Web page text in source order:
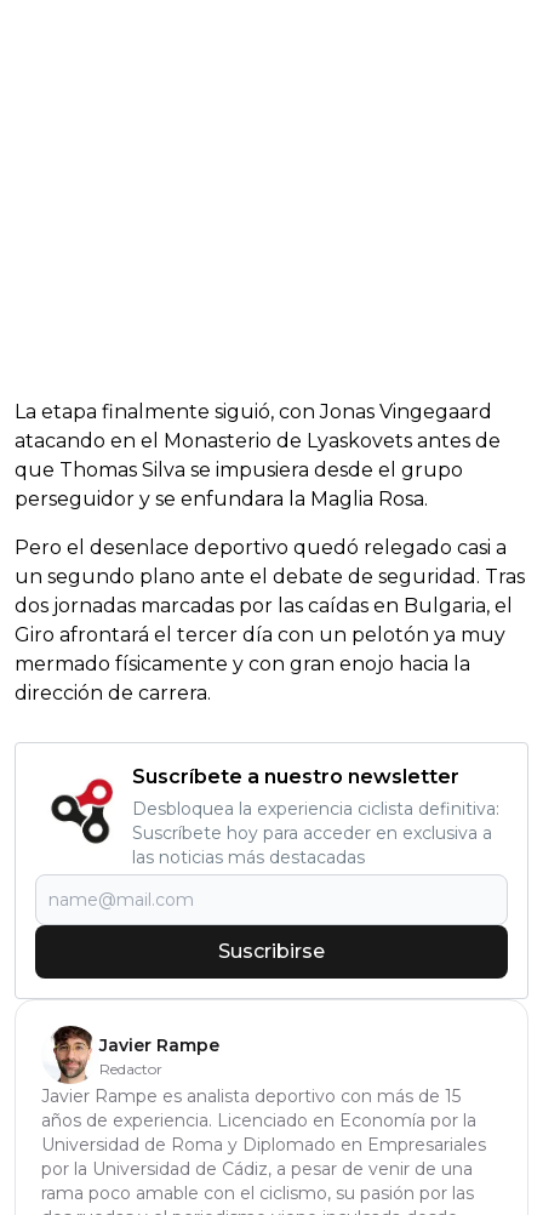
La etapa finalmente siguió, con Jonas Vingegaard
atacando en el Monasterio de Lyaskovets antes de
que Thomas Silva se impusiera desde el grupo
perseguidor y se enfundara la Maglia Rosa.
Pero el desenlace deportivo quedó relegado casi a
un segundo plano ante el debate de seguridad. Tras
dos jornadas marcadas por las caídas en Bulgaria, el
Giro afrontará el tercer día con un pelotón ya muy
mermado físicamente y con gran enojo hacia la
dirección de carrera.
Suscríbete a nuestro newsletter
Desbloquea la experiencia ciclista definitiva:
Suscríbete hoy para acceder en exclusiva a
las noticias más destacadas
Suscribirse
Javier Rampe
Redactor
Javier Rampe es analista deportivo con más de 15
años de experiencia. Licenciado en Economía por la
Universidad de Roma y Diplomado en Empresariales
por la Universidad de Cádiz, a pesar de venir de una
rama poco amable con el ciclismo, su pasión por las